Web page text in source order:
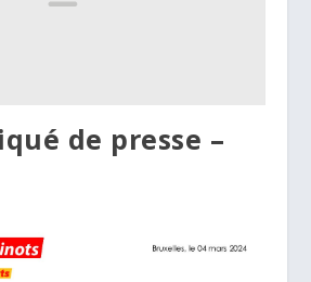
de presse –